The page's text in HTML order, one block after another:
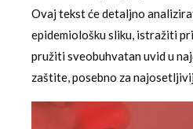
Ovaj tekst će detaljno
epidemiološku sliku, istražiti
pružiti sveobuhvatan uvid u
zaštite, posebno za